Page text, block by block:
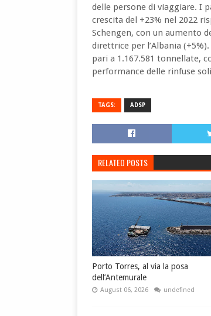
delle persone di viaggiare. I
crescita del +23% nel 2022
Schengen, con un aumento
direttrice per l’Albania
pari a 1.167.581 tonnellate,
performance delle rinfuse
TAGS: ADSP
RELATED POSTS
Porto Torres, al via la posa
dell’Antemurale
August 06, 2026 undefined